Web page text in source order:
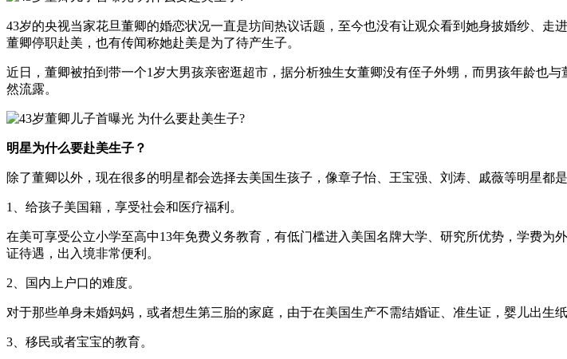
43岁的央视当家花旦董卿的婚恋状况一直是坊间热议话题，至今也没有让观众看到她身披婚纱、
董卿停职赴美，也有传闻称她赴美是为了待产生子。
近日，董卿被拍到带一个1岁大男孩亲密逛超市，据分析独生女董卿没有侄子外甥，而男孩年龄也
然流露。
明星为什么要赴美生子？
除了董卿以外，现在很多的明星都会选择去美国生孩子，像章子怡、王宝强、刘涛、戚薇等明星都
1、给孩子美国籍，享受社会和医疗福利。
在美可享受公立小学至高中13年免费义务教育，有低门槛进入美国名牌大学、研究所优势，学费
证待遇，出入境非常便利。
2、国内上户口的难度。
对于那些单身未婚妈妈，或者想生第三胎的家庭，由于在美国生产不需结婚证、准生证，婴儿出生
3、移民或者宝宝的教育。